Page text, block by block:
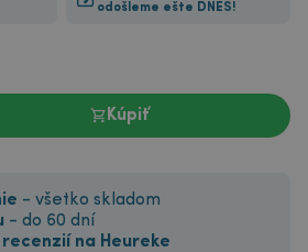
odošleme ešte DNES!
Kúpiť
- všetko skladom
- do 60 dní
recenzií na Heureke